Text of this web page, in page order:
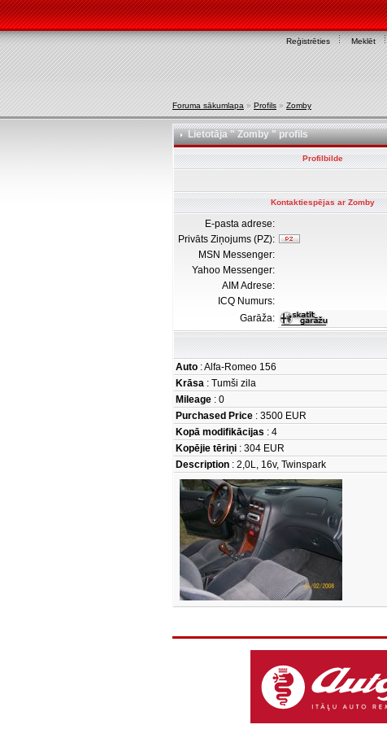
Reģistrēties Meklēt
Foruma sākumlapa » Profils » Zomby
Lietotāja " Zomby " profils
Profilbilde
Kontaktiespējas ar Zomby
E-pasta adrese:
Privāts Ziņojums (PZ):
MSN Messenger:
Yahoo Messenger:
AIM Adrese:
ICQ Numurs:
Garāža:
Auto : Alfa-Romeo 156
Krāsa : Tumši zila
Mileage : 0
Purchased Price : 3500 EUR
Kopā modifikācijas : 4
Kopējie tēriņi : 304 EUR
Description : 2,0L, 16v, Twinspark